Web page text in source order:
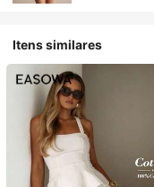
Itens similares